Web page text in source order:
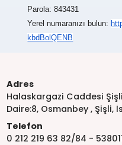
Parola: 843431
Yerel numaranızı bulun:
kbdBolQENB
Adres
Halaskargazi Caddesi
Daire:8, Osmanbey , Şişli,
Telefon
0 212 219 63 82/84 -